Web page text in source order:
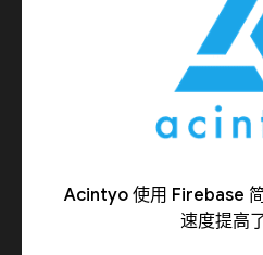
Acintyo 使用 Firebase
速度提高